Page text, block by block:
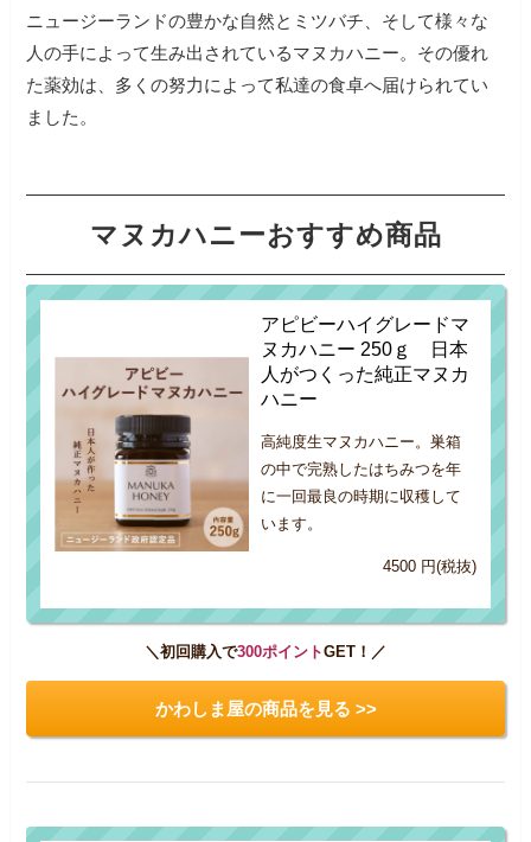
ニュージーランドの豊かな自然とミツバチ、そして様々な
人の手によって生み出されているマヌカハニー。その優れ
た薬効は、多くの努力によって私達の食卓へ届けられてい
ました。
マヌカハニーおすすめ商品
アピビーハイグレードマ
ヌカハニー 250ｇ 日本
人がつくった純正マヌカ
ハニー
高純度生マヌカハニー。巣箱
の中で完熟したはちみつを年
に一回最良の時期に収穫して
います。
4500 円(税抜)
＼初回購入で300ポイントGET！／
かわしま屋の商品を見る >>